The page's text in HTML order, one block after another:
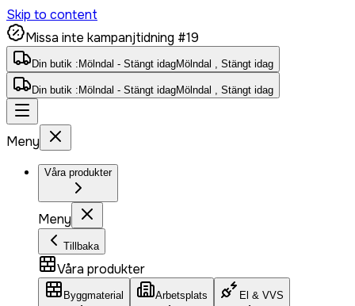
Skip to content
Missa inte kampanjtidning #19
Din butik : Mölndal - Stängt idagMölndal , Stängt idag
Din butik : Mölndal - Stängt idagMölndal , Stängt idag
Meny
Våra produkter
Meny
Tillbaka
Våra produkter
Byggmaterial Arbetsplats El & VVS